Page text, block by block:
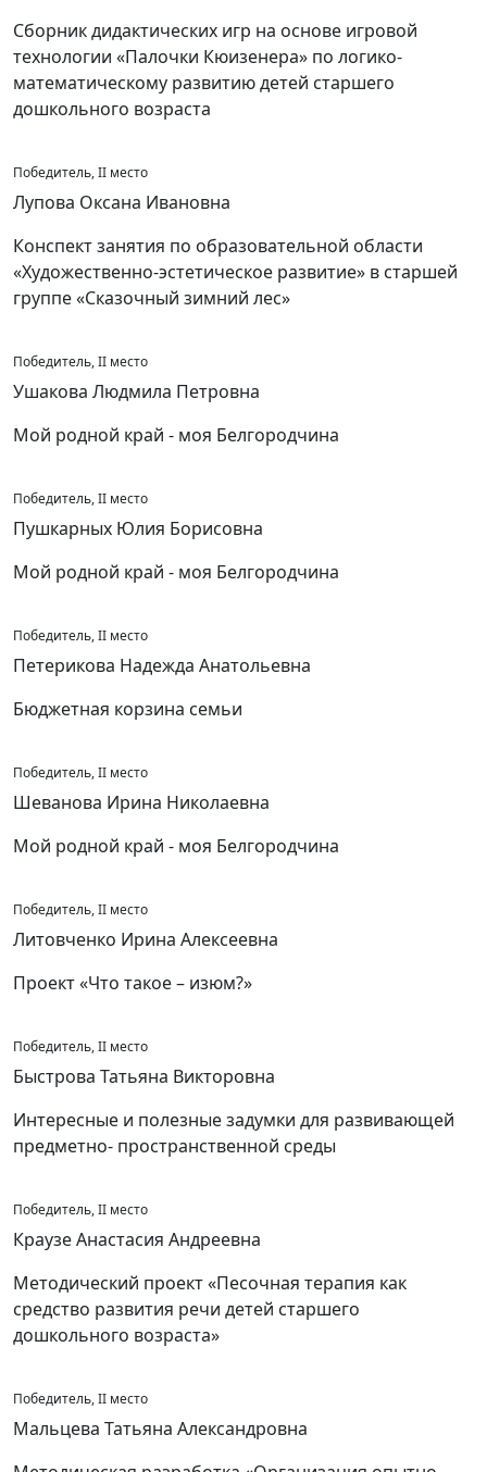
Сборник дидактических игр на основе игровой
технологии «Палочки Кюизенера» по логико-
математическому развитию детей старшего
дошкольного возраста
Победитель, II место
Лупова Оксана Ивановна
Конспект занятия по образовательной области
«Художественно-эстетическое развитие» в старшей
группе «Сказочный зимний лес»
Победитель, II место
Ушакова Людмила Петровна
Мой родной край - моя Белгородчина
Победитель, II место
Пушкарных Юлия Борисовна
Мой родной край - моя Белгородчина
Победитель, II место
Петерикова Надежда Анатольевна
Бюджетная корзина семьи
Победитель, II место
Шеванова Ирина Николаевна
Мой родной край - моя Белгородчина
Победитель, II место
Литовченко Ирина Алексеевна
Проект «Что такое – изюм?»
Победитель, II место
Быстрова Татьяна Викторовна
Интересные и полезные задумки для развивающей
предметно- пространственной среды
Победитель, II место
Краузе Анастасия Андреевна
Методический проект «Песочная терапия как
средство развития речи детей старшего
дошкольного возраста»
Победитель, II место
Мальцева Татьяна Александровна